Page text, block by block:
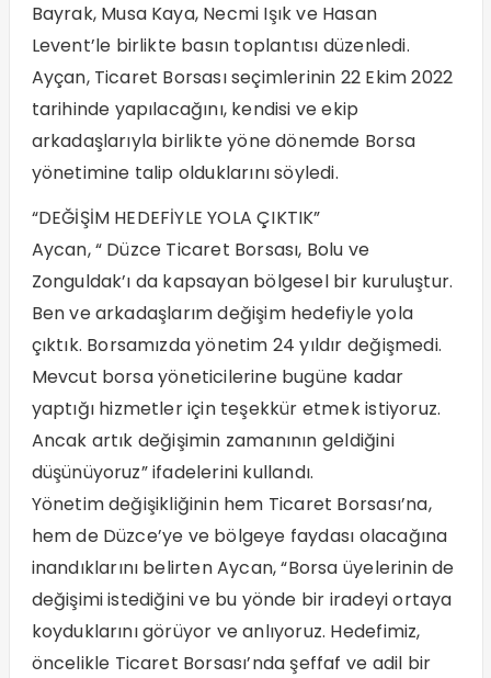
Bayrak, Musa Kaya, Necmi Işık ve Hasan
Levent’le birlikte basın toplantısı düzenledi.
Ayçan, Ticaret Borsası seçimlerinin 22 Ekim 2022
tarihinde yapılacağını, kendisi ve ekip
arkadaşlarıyla birlikte yöne dönemde Borsa
yönetimine talip olduklarını söyledi.
“DEĞİŞİM HEDEFİYLE YOLA ÇIKTIK”
Aycan, “ Düzce Ticaret Borsası, Bolu ve
Zonguldak’ı da kapsayan bölgesel bir kuruluştur.
Ben ve arkadaşlarım değişim hedefiyle yola
çıktık. Borsamızda yönetim 24 yıldır değişmedi.
Mevcut borsa yöneticilerine bugüne kadar
yaptığı hizmetler için teşekkür etmek istiyoruz.
Ancak artık değişimin zamanının geldiğini
düşünüyoruz” ifadelerini kullandı.
Yönetim değişikliğinin hem Ticaret Borsası’na,
hem de Düzce’ye ve bölgeye faydası olacağına
inandıklarını belirten Aycan, “Borsa üyelerinin de
değişimi istediğini ve bu yönde bir iradeyi ortaya
koyduklarını görüyor ve anlıyoruz. Hedefimiz,
öncelikle Ticaret Borsası’nda şeffaf ve adil bir